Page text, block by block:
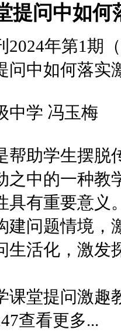
提问中如何
2024年第1期
问中如何落实
中学 冯玉梅
帮助学生摆脱
之中的一种教
具有重要意义
建问题情境，
生活化，激发
课堂提问激趣
查看更多...